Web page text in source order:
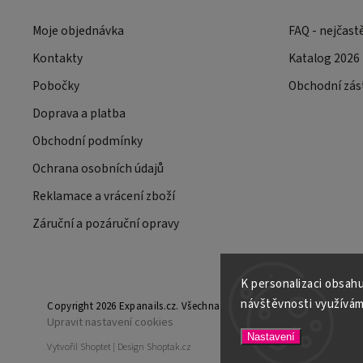
K personalizaci
návštěvnosti
Nastavení
Moje objednávka
Kontakty
Pobočky
Doprava a platba
Obchodní podmínky
Ochrana osobních údajů
Reklamace a vrácení zboží
Záruční a pozáruční opravy
FAQ -
Katalog 2026
Obchodní
Copyright 2026 Expanails.cz. Všechna práva vyhrazena.
Upravit nastavení cookies
Vytvořil Shoptet | Design Shoptak.cz